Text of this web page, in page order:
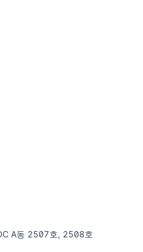
A동 2507호, 2508호